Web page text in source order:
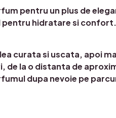
pentru un plus de
pentru hidratare si confort.
curata si uscata, apoi
de la o distanta de
dupa nevoie pe